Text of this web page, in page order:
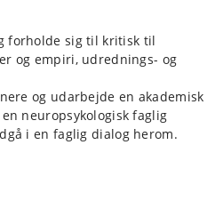
forholde sig til kritisk til
og empiri, udrednings- og
og udarbejde en akademisk
neuropsykologisk faglig
i en faglig dialog herom.